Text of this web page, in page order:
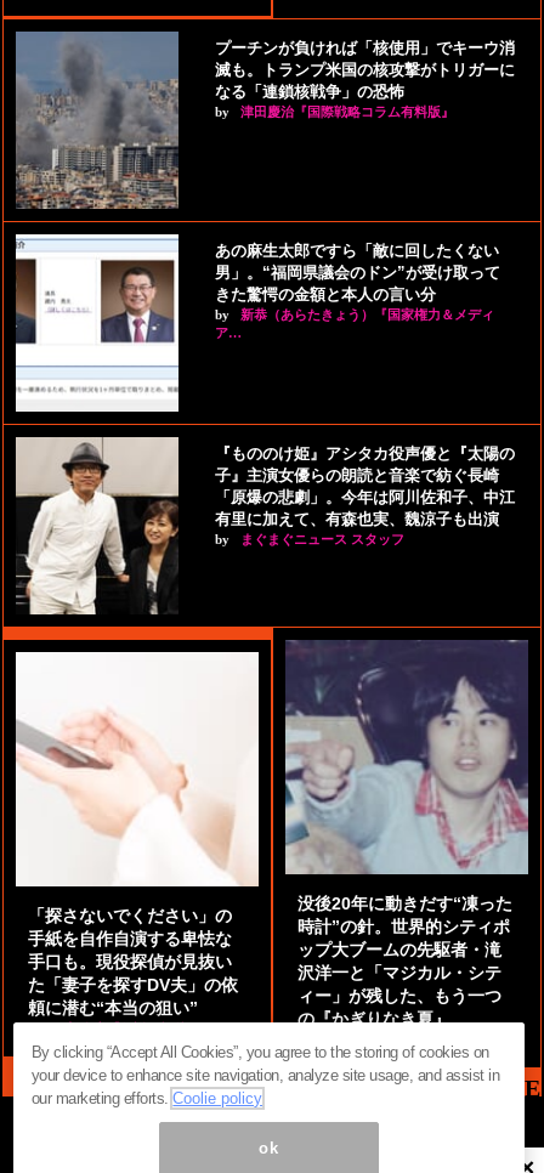
プーチンが負ければ「核使用」でキーウ消
滅も。トランプ米国の核攻撃がトリガーに
なる「連鎖核戦争」の恐怖
by 津田慶治『国際戦略コラム有料版』
あの麻生太郎ですら「敵に回したくない
男」。“福岡県議会のドン”が受け取って
きた驚愕の金額と本人の言い分
by
新恭（あらたきょう）『国家権力＆メディ
ア…
『もののけ姫』アシタカ役声優と『太陽の
子』主演女優らの朗読と音楽で紡ぐ長崎
「原爆の悲劇」。今年は阿川佐和子、中江
有里に加えて、有森也実、魏涼子も出演
by まぐまぐニュース スタッフ
「探さないでください」の
手紙を自作自演する卑怯な
手口も。現役探偵が見抜い
た「妻子を探すDV夫」の依
頼に潜む“本当の狙い”
没後20年に動きだす“凍った
時計”の針。世界的シティポ
ップ大ブームの先駆者・滝
沢洋一と「マジカル・シテ
ィー」が残した、もう一つ
の『かぎりなき夏』
MAG2 NEWS HEADLINE
By clicking “Accept All Cookies”, you agree to the storing of cookies on
your device to enhance site navigation, analyze site usage, and assist in
our marketing efforts.Coolie policy
ok